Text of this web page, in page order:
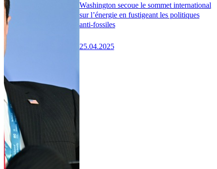
Washington secoue le sommet international
sur l’énergie en fustigeant les politiques
anti-fossiles
25.04.2025